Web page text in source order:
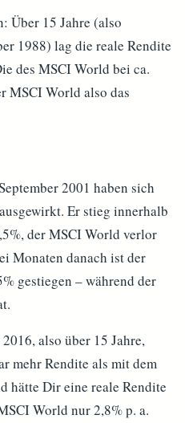
Über 15 Jahre (also
1988) lag die reale Rendite
des MSCI World bei ca.
MSCI World also das
2001 haben sich
Er stieg innerhalb
der MSCI World verlor
Monaten danach ist der
gestiegen – während der
also über 15 Jahre,
mehr Rendite als mit dem
hätte Dir eine reale Rendite
World nur 2,8% p. a.